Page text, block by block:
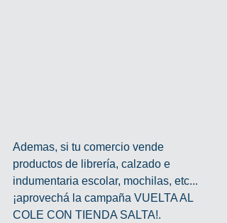
Ademas, si tu comercio vende
productos de librería, calzado e
indumentaria escolar, mochilas, etc...
¡aprovechá la campaña VUELTA AL
COLE CON TIENDA SALTA!.